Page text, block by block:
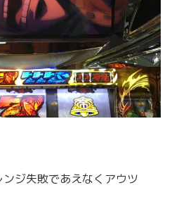
ジ失敗であえなくアウツ